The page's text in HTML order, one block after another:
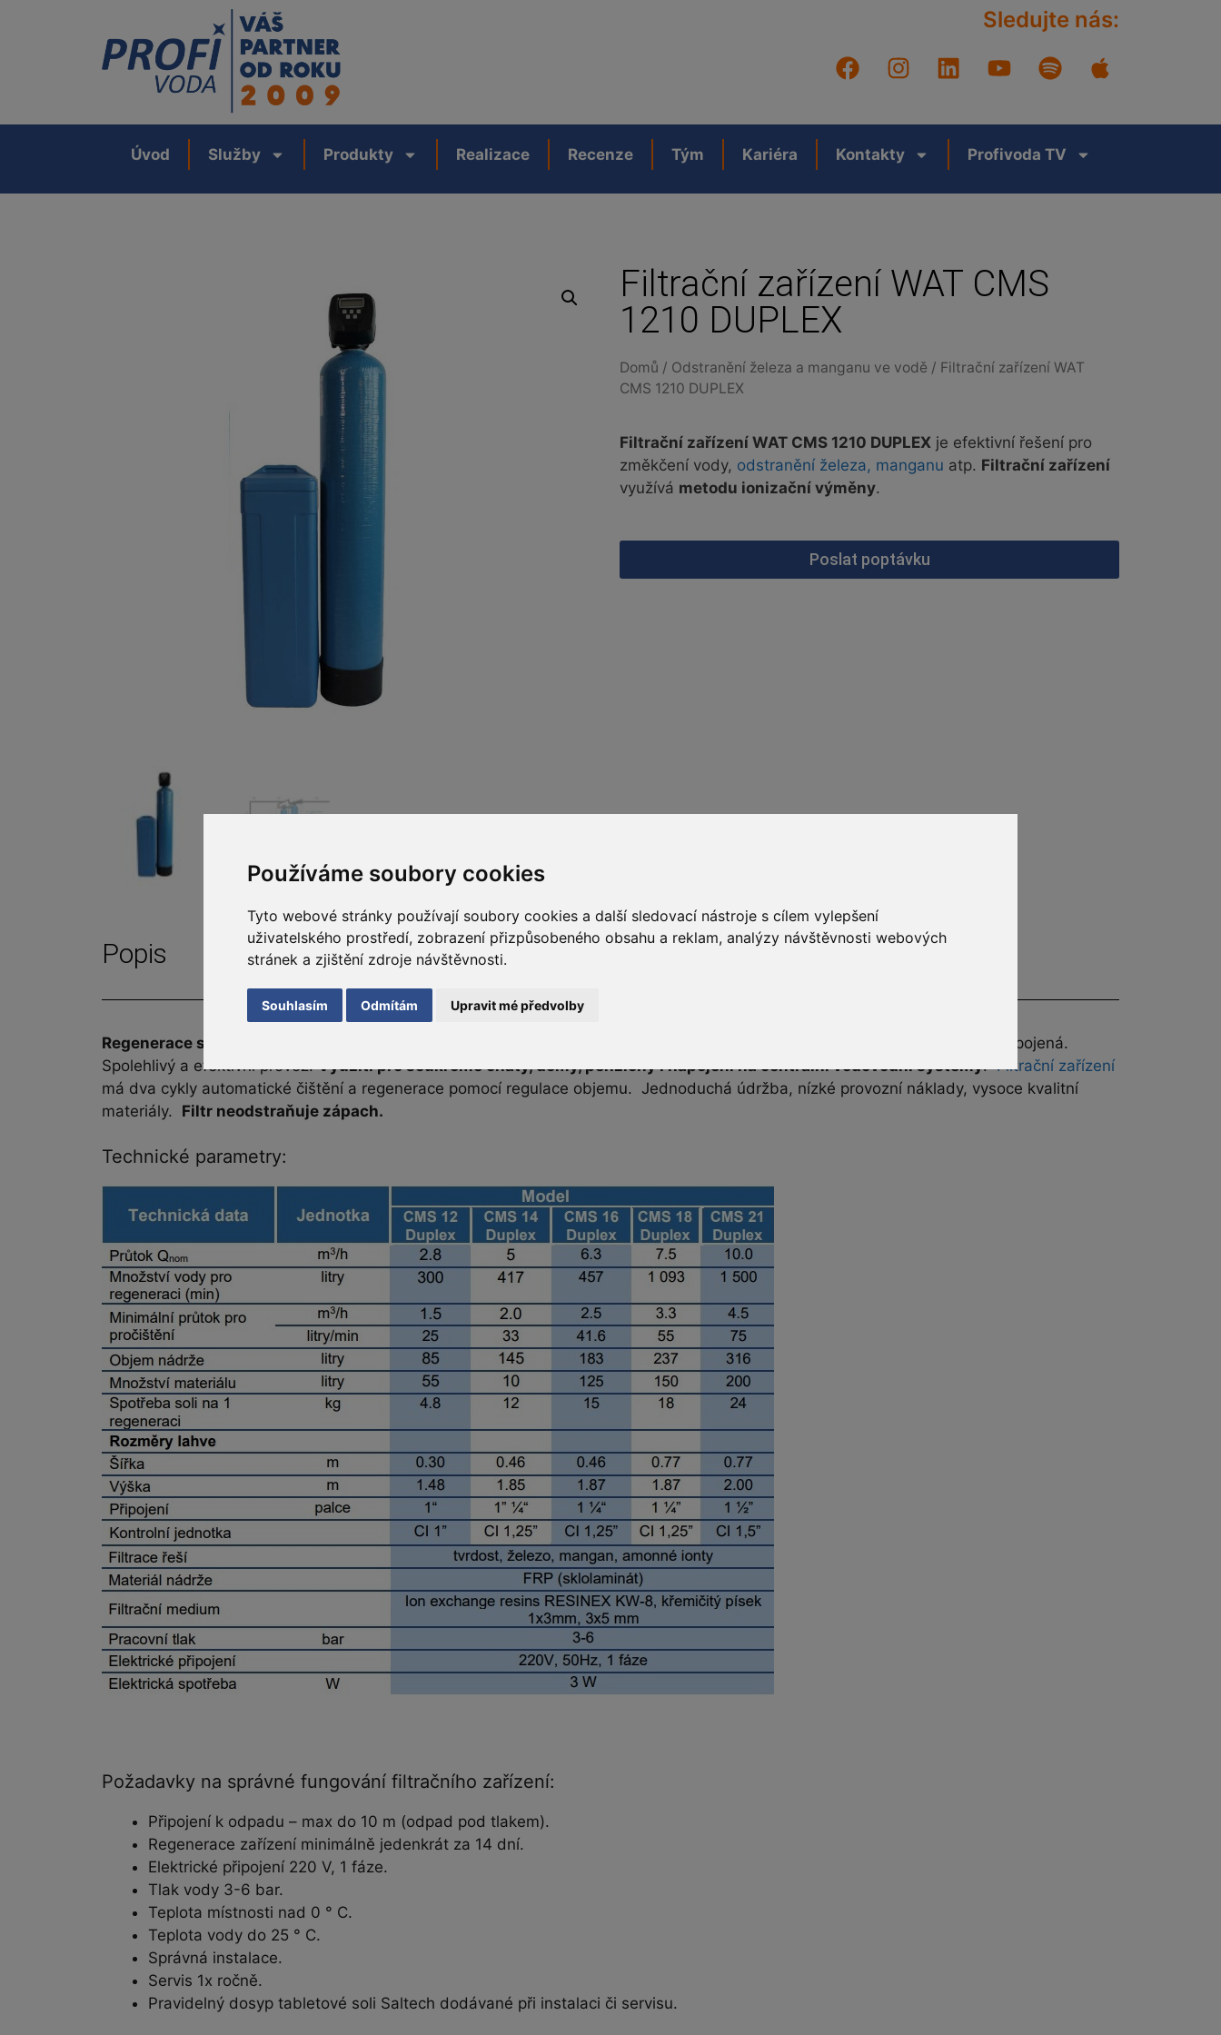
Používáme soubory cookies
Tyto webové stránky používají soubory cookies a další sledovací nástroje s cílem vylepšení
uživatelského prostředí, zobrazení přizpůsobeného obsahu a reklam, analýzy návštěvnosti webových
stránek a zjištění zdroje návštěvnosti.
Souhlasím Odmítám Upravit mé předvolby
Sledujte nás:
Úvod Služby Produkty Realizace Recenze Tým Kariéra Kontakty Profivoda TV
Filtrační zařízení WAT CMS
1210 DUPLEX
Domů / Odstranění železa a manganu ve vodě / Filtrační zařízení WAT
CMS 1210 DUPLEX
Filtrační zařízení WAT CMS 1210 DUPLEX je efektivní řešení pro
změkčení vody, odstranění železa, manganu atp. Filtrační zařízení
využívá metodu ionizační výměny.
Poslat poptávku
Popis
Regenerace solným roztokem (NaCl)
– voda z proplachu obsahuje nižší koncentraci soli a je třeba brát v potaz rizika s tím spojená.
Spolehlivý a efektivní provoz.Využití pro soukromé chaty, domy, penziony i napojení na centrální vodovodnísystémy.Filtrační zařízení
má dva cykly automatické čištění a regenerace pomocí regulace objemu. Jednoduchá údržba, nízké provozní náklady, vysoce kvalitní
materiály. Filtr neodstraňuje zápach.
Technické parametry:
Požadavky na správné fungování filtračního zařízení:
Připojení k odpadu – max do 10 m (odpad pod tlakem).
Regenerace zařízení minimálně jedenkrát za 14 dní.
Elektrické připojení 220 V, 1 fáze.
Tlak vody 3-6 bar.
Teplota místnosti nad 0 ° C.
Teplota vody do 25 ° C.
Správná instalace.
Servis 1x ročně.
Pravidelný dosyp tabletové soli Saltech dodávané při instalaci či servisu.